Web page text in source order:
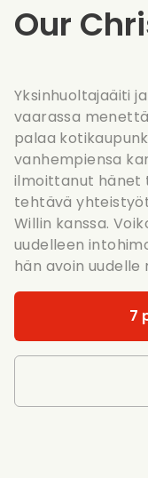
Our
Yksinhuoltajaäiti
vaarassa
palaa
vanhempiensa
ilmoittanut hänet
tehtävä
Willin kanssa.
uudelleen
hän avoin uudelle
7